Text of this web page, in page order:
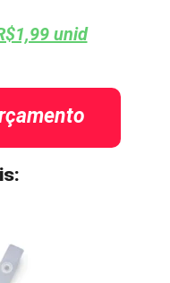
unid